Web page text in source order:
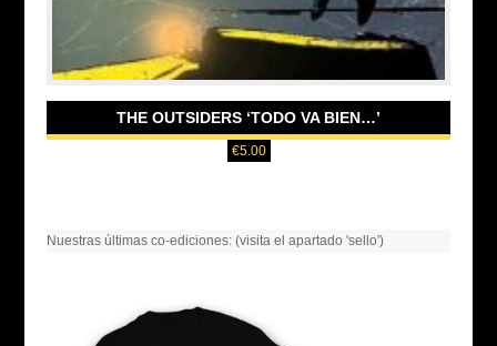
THE OUTSIDERS ‘TODO VA BIEN…’
€5.00
Nuestras últimas co-ediciones: (visita el apartado 'sello')